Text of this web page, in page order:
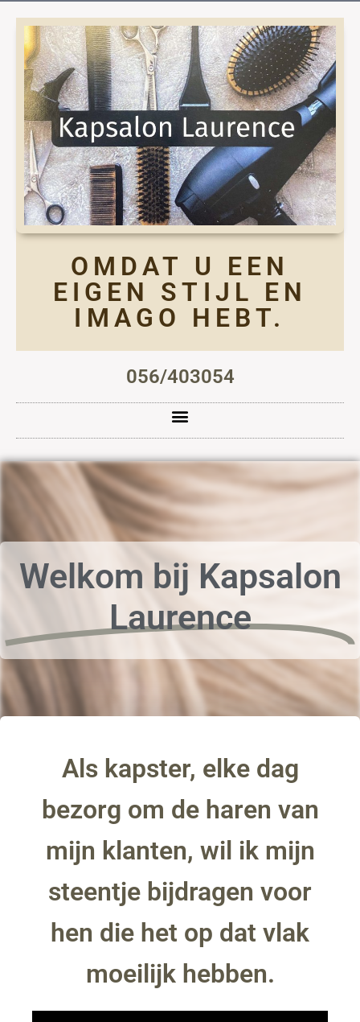
OMDAT U EEN
EIGEN STIJL EN
IMAGO HEBT.
056/403054
Welkom bij Kapsalon
Laurence
Als kapster, elke dag
bezorg om de haren van
mijn klanten, wil ik mijn
steentje bijdragen voor
hen die het op dat vlak
moeilijk hebben.